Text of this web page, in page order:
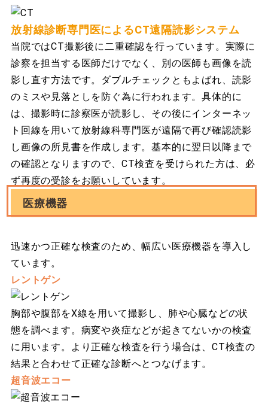
放射線診断専門医によるCT遠隔読影システム
当院ではCT撮影後に二重確認を行っています。実際に
診察を担当する医師だけでなく、別の医師も画像を読
影し直す方法です。ダブルチェックともよばれ、読影
のミスや見落としを防ぐ為に行われます。具体的に
は、撮影時に診察医が読影し、その後にインターネッ
ト回線を用いて放射線科専門医が遠隔で再び確認読影
し画像の所見書を作成します。基本的に翌日以降まで
の確認となりますので、CT検査を受けられた方は、必
ず再度の受診をお願いしています。
医療機器
迅速かつ正確な検査のため、幅広い医療機器を導入し
ています。
レントゲン
胸部や腹部をX線を用いて撮影し、肺や心臓などの状
態を調べます。病変や炎症などが起きてないかの検査
に用います。より正確な検査を行う場合は、CT検査の
結果と合わせて正確な診断へとつなげます。
超音波エコー